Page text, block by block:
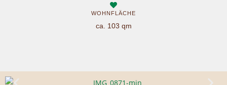
WOHNFLÄCHE
ca. 103 qm